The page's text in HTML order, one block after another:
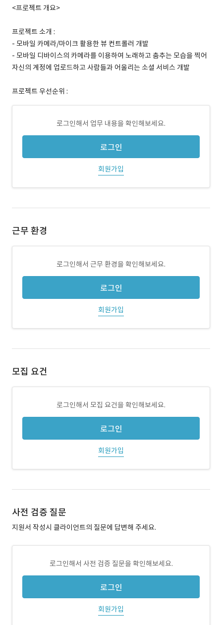
<프로젝트 개요>
프로젝트 소개 :
- 모바일 카메라/마이크 활용한 뷰 컨트롤러 개발
- 모바일 디바이스의 카메라를 이용하여 노래하고 춤추는 모습을 찍어
자신의 계정에 업로드하고 사람들과 어울리는 소셜 서비스 개발
프로젝트 우선순위 :
로그인해서 업무 내용을 확인해보세요.
로그인
회원가입
근무 환경
로그인해서 근무 환경을 확인해보세요.
로그인
회원가입
모집 요건
로그인해서 모집 요건을 확인해보세요.
로그인
회원가입
사전 검증 질문
지원서 작성시 클라이언트의 질문에 답변해 주세요.
로그인해서 사전 검증 질문을 확인해보세요.
로그인
회원가입